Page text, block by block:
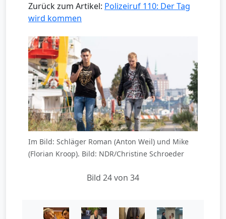
Zurück zum Artikel: Polizeiruf 110: Der Tag
wird kommen
Im Bild: Schläger Roman (Anton Weil) und Mike
(Florian Kroop). Bild: NDR/Christine Schroeder
Bild 24 von 34